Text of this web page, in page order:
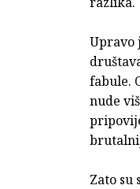
Upravo
fabule.
nude
Zato su